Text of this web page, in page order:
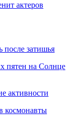
актеров
после затишья
пятен на Солнце
активности
космонавты